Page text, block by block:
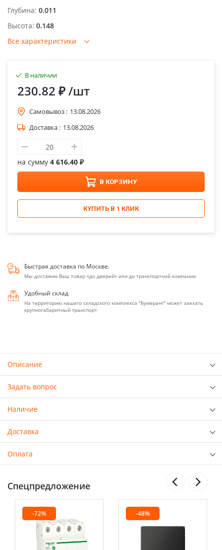
Глубина: 0.011
Высота: 0.148
Все характеристики
В наличии
230.82 ₽/шт
Самовывоз : 13.08.2026
Доставка : 13.08.2026
на сумму 4 616.40 ₽
В КОРЗИНУ
КУПИТЬ В 1 КЛИК
Быстрая доставка по Москве.
Мы доставим Ваш товар «до дверей» или до транспортной компании
Удобный склад
На территорию нашего складского комплекса "Бумеранг" может заехать
крупногабаритный транспорт
Описание
Задать вопрос
Наличие
Доставка
Оплата
Спецпредложение
-72% -48%